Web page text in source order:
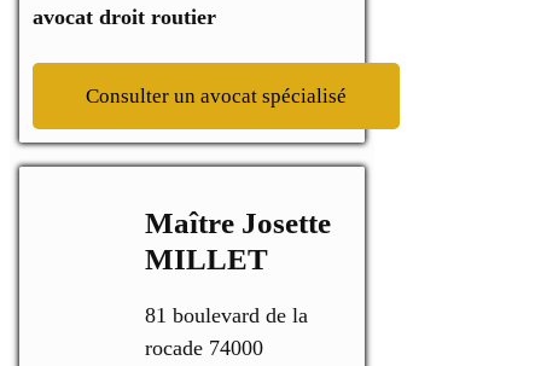
avocat droit routier
Consulter un avocat spécialisé
Maître Josette
MILLET
81 boulevard de la
rocade 74000